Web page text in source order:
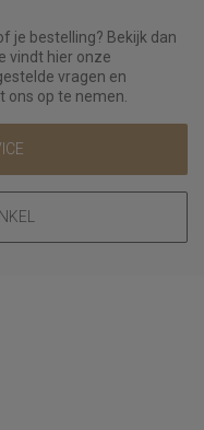
je bestelling? Bekijk dan
vindt hier onze
vragen en
op te nemen.